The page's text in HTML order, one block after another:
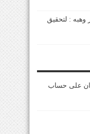
وهبه : لتحقيق
على حساب